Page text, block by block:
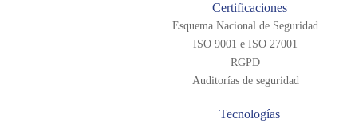
Certificaciones
Esquema Nacional de Seguridad
ISO 9001 e ISO 27001
RGPD
Auditorías de seguridad
Tecnologías
red de ventas y un perfil de directivo no nativo en lo digital
potencial de desarrollo de la herramienta digital
la organización del personal de innovación